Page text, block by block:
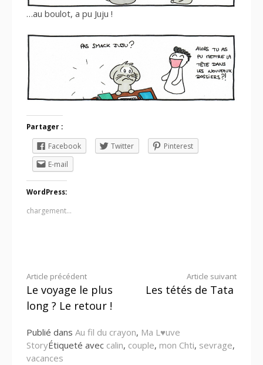
…au boulot, a pu Juju !
Partager :
Facebook Twitter
Pinterest
E-mail
WordPress:
chargement…
Lire
la
Article précédent
Le voyage le plus
long ? Le retour !
Article suivant
Les tétés de Tata
Publié dans Au fil du crayon, Ma L♥uve
StoryÉtiqueté avec calin, couple, mon Chti, sevrage,
vacances